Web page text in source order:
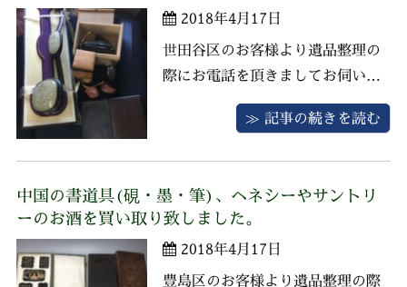
ずつ査定をさせていただきまし
た。画像の ...
2018年4月17日
世田谷区のお客様より遺品整理の
際にお電話を頂きましてお伺いさ
せていただきました。 おじいさま
が昔から集められていた中国のお
た物までございましたが、近年中
国骨董の人気が高く、注目されて
おりますので精一杯の査定をさせ
ていただ ...
≫ 記事の続きを読む
中国の書道具(硯・墨・筆)、ヘネシーやサントリ
ーのお酒を買い取り致しました。
2018年4月17日
豊島区のお客様より遺品整理の際